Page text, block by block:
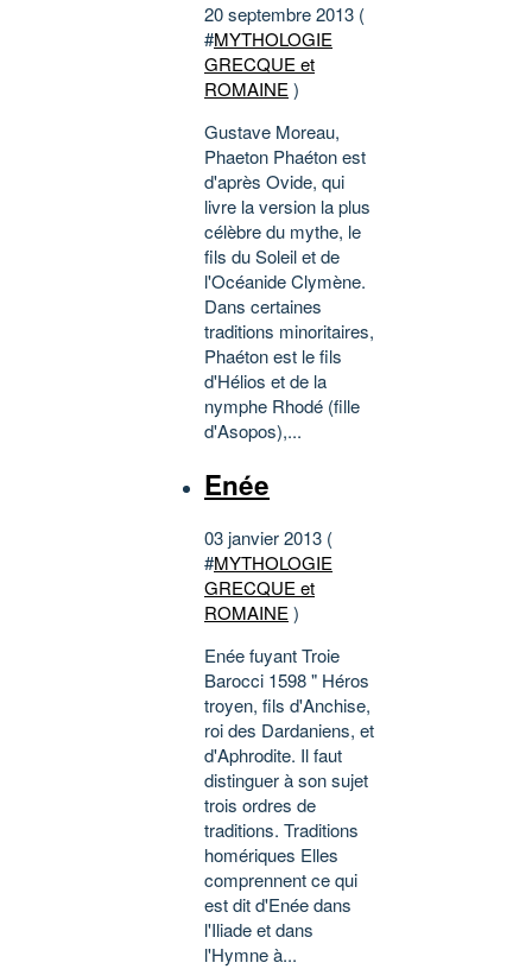
20 septembre 2013 (
#MYTHOLOGIE
GRECQUE et
ROMAINE )
Gustave Moreau,
Phaeton Phaéton est
d'après Ovide, qui
livre la version la plus
célèbre du mythe, le
fils du Soleil et de
l'Océanide Clymène.
Dans certaines
traditions minoritaires,
Phaéton est le fils
d'Hélios et de la
nymphe Rhodé (fille
d'Asopos),...
Enée
03 janvier 2013 (
#MYTHOLOGIE
GRECQUE et
ROMAINE)
Enée fuyant Troie
Barocci 1598 " Héros
troyen, fils d'Anchise,
roi des Dardaniens, et
d'Aphrodite. Il faut
distinguer à son sujet
trois ordres de
traditions. Traditions
homériques Elles
comprennent ce qui
est dit d'Enée dans
l'Iliade et dans
l'Hymne à...